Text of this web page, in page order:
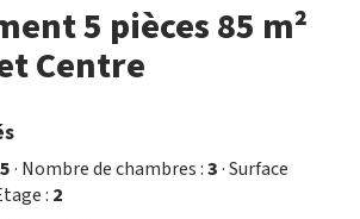
5 pièces 85 m²
Centre
5· Nombre de chambres :3· Surface
: 2